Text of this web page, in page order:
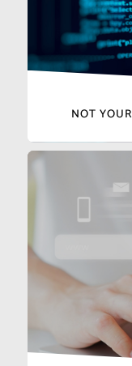
NOT